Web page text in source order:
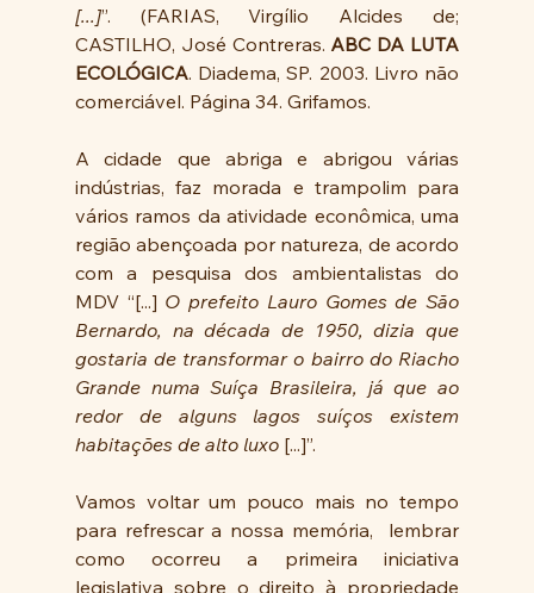
[...]”. (FARIAS, Virgílio Alcides de;
CASTILHO, José Contreras. ABC DA LUTA
ECOLÓGICA. Diadema, SP. 2003. Livro não
comerciável. Página 34. Grifamos.
A cidade que abriga e abrigou várias
indústrias, faz morada e trampolim para
vários ramos da atividade econômica, uma
região abençoada por natureza, de acordo
com a pesquisa dos ambientalistas do
MDV “[...] O prefeito Lauro Gomes de São
Bernardo, na década de 1950, dizia que
gostaria de transformar o bairro do Riacho
Grande numa Suíça Brasileira, já que ao
redor de alguns lagos suíços existem
habitações de alto luxo [...]”.
Vamos voltar um pouco mais no tempo
para refrescar a nossa memória,  lembrar
como ocorreu a primeira iniciativa
legislativa sobre o direito à propriedade